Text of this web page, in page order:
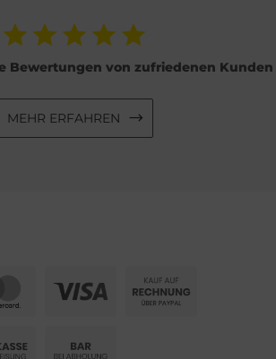
Bewertungen von zufriedenen Kunden
MEHR ERFAHREN